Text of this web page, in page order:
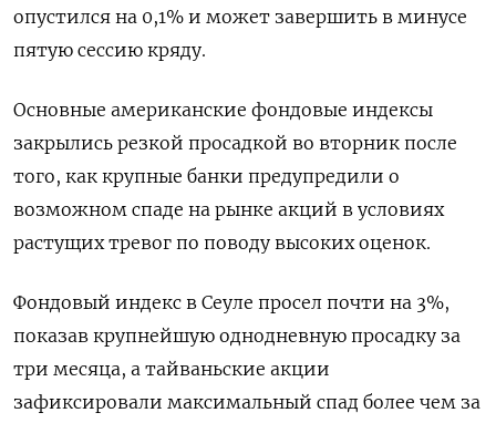
опустился на 0,1% и может завершить в минусе
пятую сессию кряду.
Основные американские фондовые индексы
закрылись резкой просадкой во вторник после
того, как крупные банки предупредили о
возможном спаде на рынке акций в условиях
растущих тревог по поводу высоких оценок.
Фондовый индекс в Сеуле просел почти на 3%,
показав крупнейшую однодневную просадку за
три месяца, а тайваньские акции
зафиксировали максимальный спад более чем за